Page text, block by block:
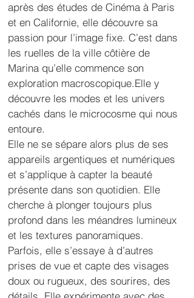
après des études de Cinéma à Paris
et en Californie, elle découvre sa
passion pour l’image fixe. C’est dans
les ruelles de la ville côtière de
Marina qu’elle commence son
exploration macroscopique.Elle y
découvre les modes et les univers
cachés dans le microcosme qui nous
entoure.
Elle ne se sépare alors plus de ses
appareils argentiques et numériques
et s’applique à capter la beauté
présente dans son quotidien. Elle
cherche à plonger toujours plus
profond dans les méandres lumineux
et les textures panoramiques.
Parfois, elle s’essaye à d’autres
prises de vue et capte des visages
doux ou rugueux, des sourires, des